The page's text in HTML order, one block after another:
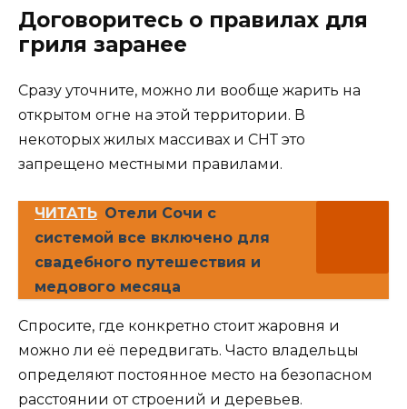
Договоритесь о правилах для
гриля заранее
Сразу уточните, можно ли вообще жарить на
открытом огне на этой территории. В
некоторых жилых массивах и СНТ это
запрещено местными правилами.
ЧИТАТЬ Отели Сочи с
системой все включено для
свадебного путешествия и
медового месяца
Спросите, где конкретно стоит жаровня и
можно ли её передвигать. Часто владельцы
определяют постоянное место на безопасном
расстоянии от строений и деревьев.